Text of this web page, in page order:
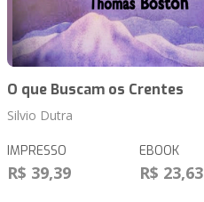
O que Buscam os Crentes
Silvio Dutra
IMPRESSO
R$ 39,39
EBOOK
R$ 23,63